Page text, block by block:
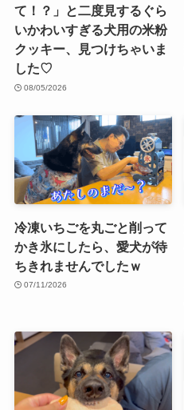
て！？」と二度見するぐら
いかわいすぎる犬用の米粉
クッキー、見つけちゃいま
した♡
08/05/2026
冷凍いちごを丸ごと削って
かき氷にしたら、愛犬が待
ちきれませんでしたｗ
07/11/2026